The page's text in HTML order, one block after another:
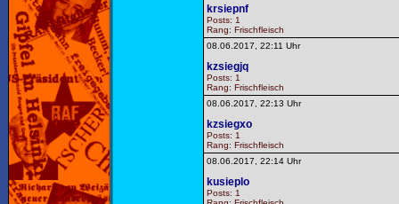
krsiepnf
Posts: 1
Rang: Frischfleisch
08.06.2017, 22:11 Uhr
kzsiegjq
Posts: 1
Rang: Frischfleisch
08.06.2017, 22:13 Uhr
kzsiegxo
Posts: 1
Rang: Frischfleisch
08.06.2017, 22:14 Uhr
kusieplo
Posts: 1